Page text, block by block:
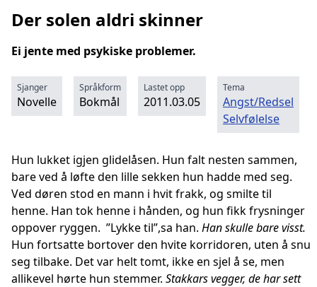
Der solen aldri skinner
Ei jente med psykiske problemer.
Sjanger
Novelle
Språkform
Bokmål
Lastet opp
2011.03.05
Tema
Angst/Redsel
Selvfølelse
Hun lukket igjen glidelåsen. Hun falt nesten sammen,
bare ved å løfte den lille sekken hun hadde med seg.
Ved døren stod en mann i hvit frakk, og smilte til
henne. Han tok henne i hånden, og hun fikk frysninger
oppover ryggen. ”Lykke til”,sa han. Han skulle bare visst.
Hun fortsatte bortover den hvite korridoren, uten å snu
seg tilbake. Det var helt tomt, ikke en sjel å se, men
allikevel hørte hun stemmer. Stakkars vegger, de har sett